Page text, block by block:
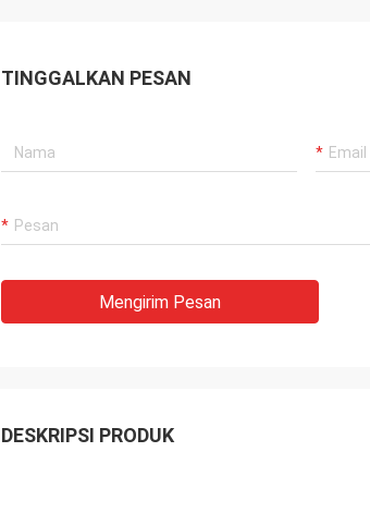
TINGGALKAN PESAN
Mengirim Pesan
DESKRIPSI PRODUK